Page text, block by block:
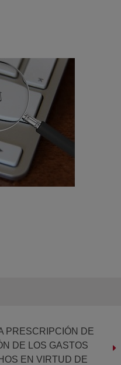
PRESCRIPCIÓN DE
DE LOS GASTOS
EN VIRTUD DE